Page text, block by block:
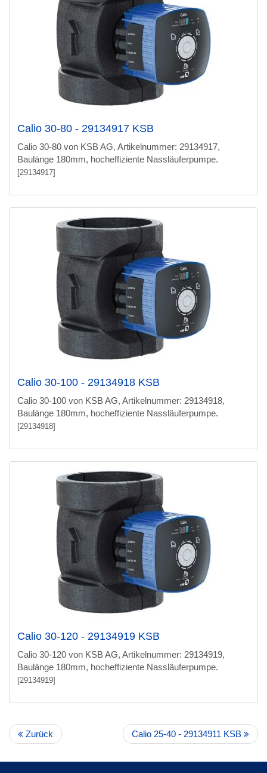
Calio 30-80 - 29134917 KSB
Calio 30-80 von KSB AG, Artikelnummer: 29134917,
Baulänge 180mm, hocheffiziente Nassläuferpumpe.
[29134917]
Calio 30-100 - 29134918 KSB
Calio 30-100 von KSB AG, Artikelnummer: 29134918,
Baulänge 180mm, hocheffiziente Nassläuferpumpe.
[29134918]
Calio 30-120 - 29134919 KSB
Calio 30-120 von KSB AG, Artikelnummer: 29134919,
Baulänge 180mm, hocheffiziente Nassläuferpumpe.
[29134919]
Zurück Calio 25-40 - 29134911 KSB